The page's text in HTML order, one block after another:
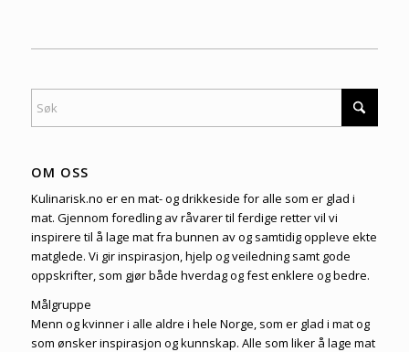
OM OSS
Kulinarisk.no er en mat- og drikkeside for alle som er glad i
mat. Gjennom foredling av råvarer til ferdige retter vil vi
inspirere til å lage mat fra bunnen av og samtidig oppleve ekte
matglede. Vi gir inspirasjon, hjelp og veiledning samt gode
oppskrifter, som gjør både hverdag og fest enklere og bedre.
Målgruppe
Menn og kvinner i alle aldre i hele Norge, som er glad i mat og
som ønsker inspirasjon og kunnskap. Alle som liker å lage mat